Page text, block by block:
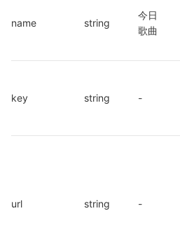
name string
今日
歌曲
key string -
url string -